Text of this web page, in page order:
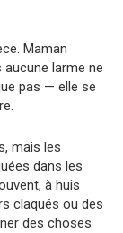
Maman
aucune larme ne
pas — elle se
mais les
dans les
à huis
claqués ou des
des choses